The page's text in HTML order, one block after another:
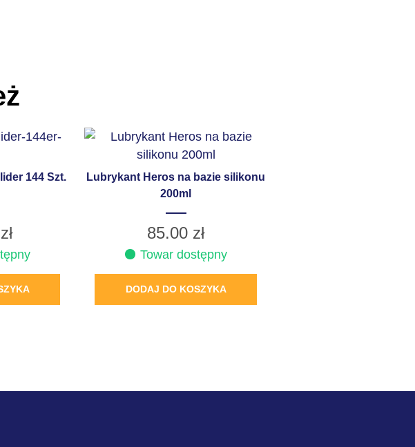
144 Szt.
zł
Lubrykant Heros na bazie silikonu
200ml
85.00 zł
Towar dostępny
DODAJ DO KOSZYKA